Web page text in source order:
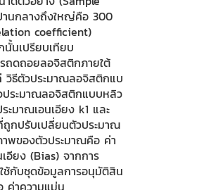
านกลางถึงใหญ่คือ 300
coefficient)
นั้นเปรียบเทียบ
ถดถอยลอจิสติกภายใต้
ธีตัวประมาณลอจิสติกแบ
ประมาณลอจิสติกแบบหลิว
มาณเอนเอียง k1 และ
กปรับเปลี่ยนตัวประมาณ
าพของตัวประมาณคือ ค่า
อียง (Bias) จากการ
ช้กับชุดข้อมูลการอนุมัติสิน